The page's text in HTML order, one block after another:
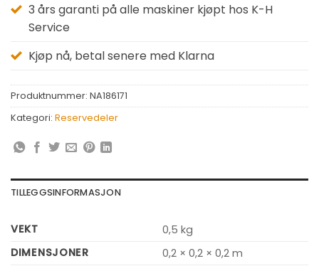
3 års garanti på alle maskiner kjøpt hos K-H
Service
Kjøp nå, betal senere med Klarna
Produktnummer: NA186171
Kategori: Reservedeler
TILLEGGSINFORMASJON
VEKT
0,5 kg
DIMENSJONER
0,2 × 0,2 × 0,2 m